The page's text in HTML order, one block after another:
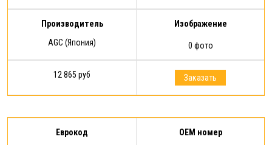
Производитель
AGC (Япония)
Изображение
0 фото
12 865 руб Заказать
Еврокод
OEM номер